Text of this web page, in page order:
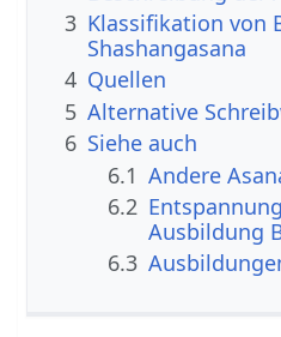
3 Klassifikation von
Shashangasana
4 Quellen
5 Alternative
6 Siehe auch
6.1 Andere
6.2
Ausbildung
6.3